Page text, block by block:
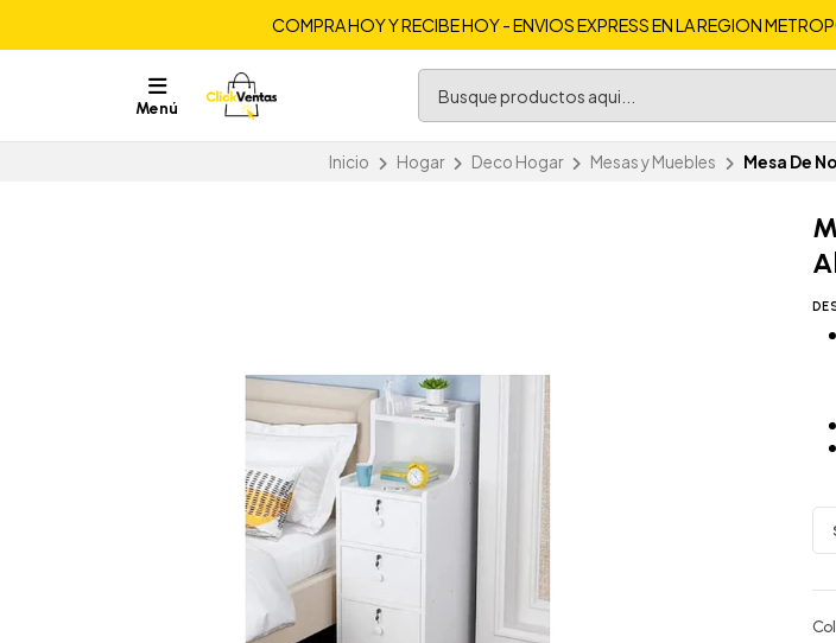
COMPRA HOY Y RECIBE HOY - ENVIOS EXPRESS EN LA REGION
Menú
Inicio Hogar Deco Hogar Mesas y Muebles Mesa De